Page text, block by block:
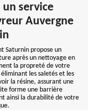
service
Auvergne
Saturnin propose un
après un nettoyage en
la propreté de votre
les saletés et les
la résine, assurant une
forme une barrière
ainsi la durabilité de votre